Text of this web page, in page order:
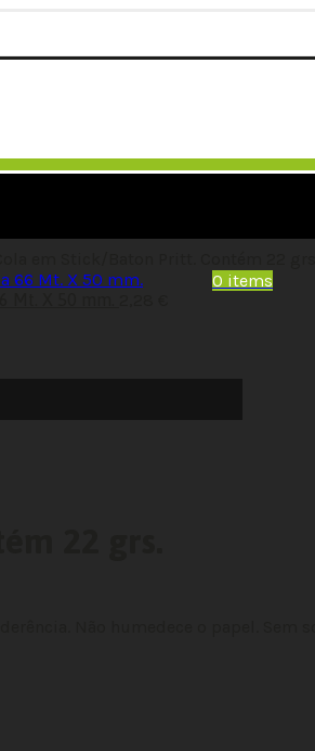
0 items
Mt. X 50 mm.
22 grs.
Não humedece o papel. Sem